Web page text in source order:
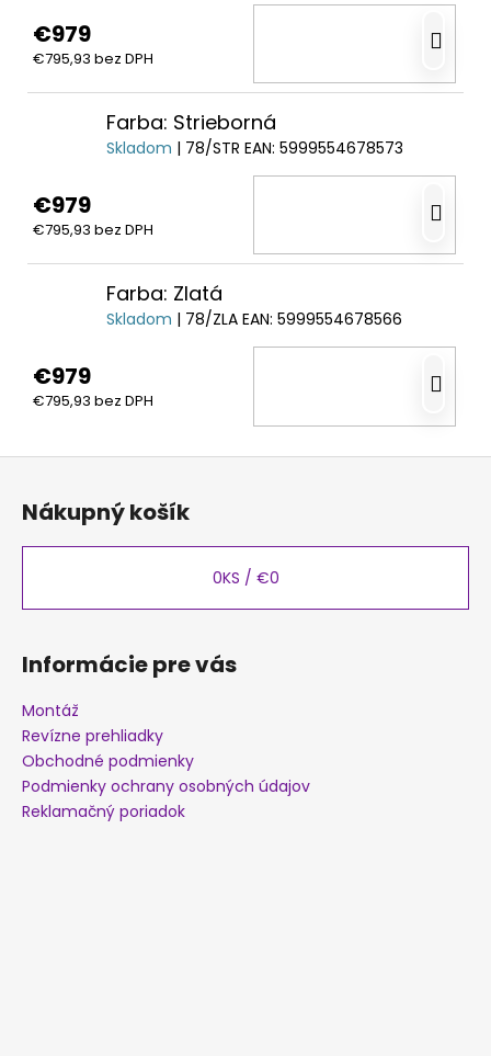
€979
€795,93 bez DPH
Farba: Strieborná
Skladom | 78/STR EAN: 5999554678573
€979
€795,93 bez DPH
Farba: Zlatá
Skladom | 78/ZLA EAN: 5999554678566
€979
€795,93 bez DPH
Z
Nákupný košík
0KS / €0
Informácie pre vás
Montáž
Revízne prehliadky
Obchodné podmienky
Podmienky ochrany osobných údajov
Reklamačný poriadok